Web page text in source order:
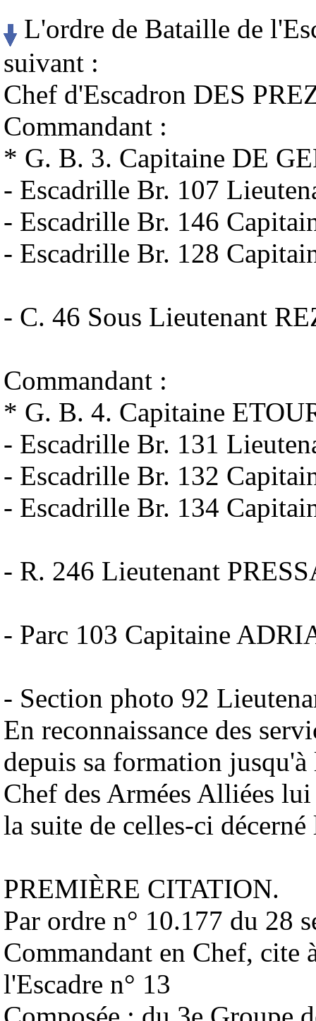
L'ordre de Bataille de
suivant :
Chef d'Escadron DES
Commandant :
* G. B. 3. Capitaine DE
- Escadrille Br. 107
- Escadrille Br. 146
- Escadrille Br. 128
- C. 46 Sous Lieutenant
Commandant :
* G. B. 4. Capitaine
- Escadrille Br. 131
- Escadrille Br. 132
- Escadrille Br. 134
- R. 246 Lieutenant
- Parc 103 Capitaine
- Section photo 92
En reconnaissance des
depuis sa formation
Chef des Armées Alliées
la suite de celles-ci
PREMIÈRE CITATION.
Par ordre n° 10.177 du 28
Commandant en Chef, cite
l'Escadre n° 13